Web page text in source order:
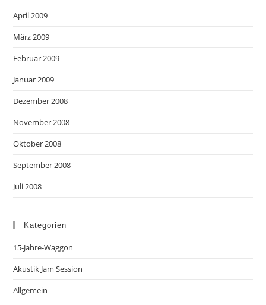
April 2009
März 2009
Februar 2009
Januar 2009
Dezember 2008
November 2008
Oktober 2008
September 2008
Juli 2008
Kategorien
15-Jahre-Waggon
Akustik Jam Session
Allgemein